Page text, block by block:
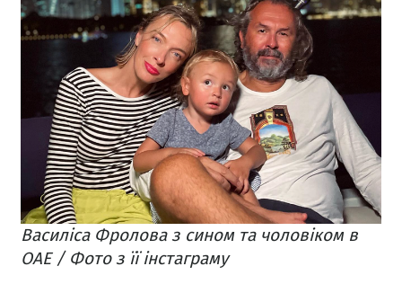
Василіса Фролова з сином та чоловіком в
ОАЕ / Фото з її інстаграму